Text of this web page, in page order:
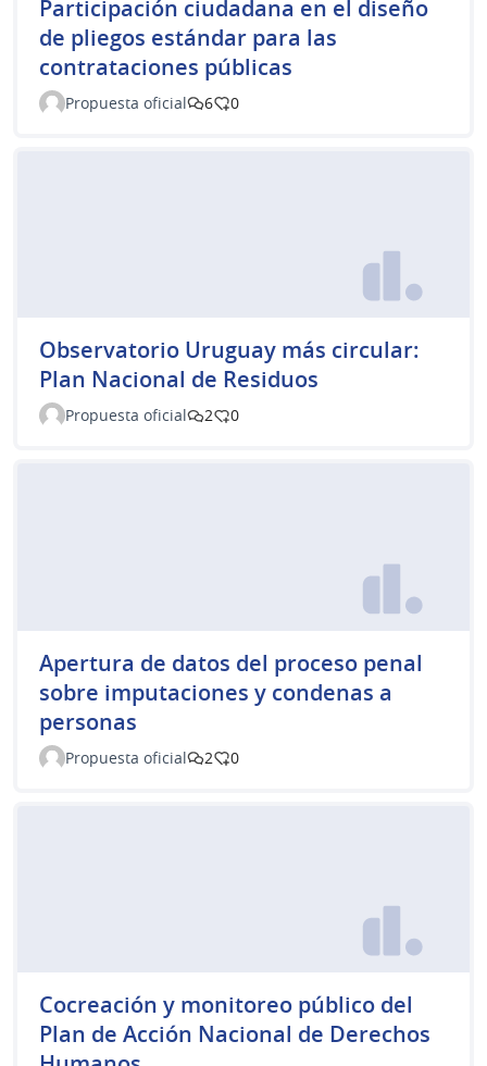
Participación ciudadana en el diseño
de pliegos estándar para las
contrataciones públicas
Propuesta oficial 6 0
Observatorio Uruguay más circular:
Plan Nacional de Residuos
Propuesta oficial 2 0
Apertura de datos del proceso penal
sobre imputaciones y condenas a
personas
Propuesta oficial 2 0
Cocreación y monitoreo público del
Plan de Acción Nacional de Derechos